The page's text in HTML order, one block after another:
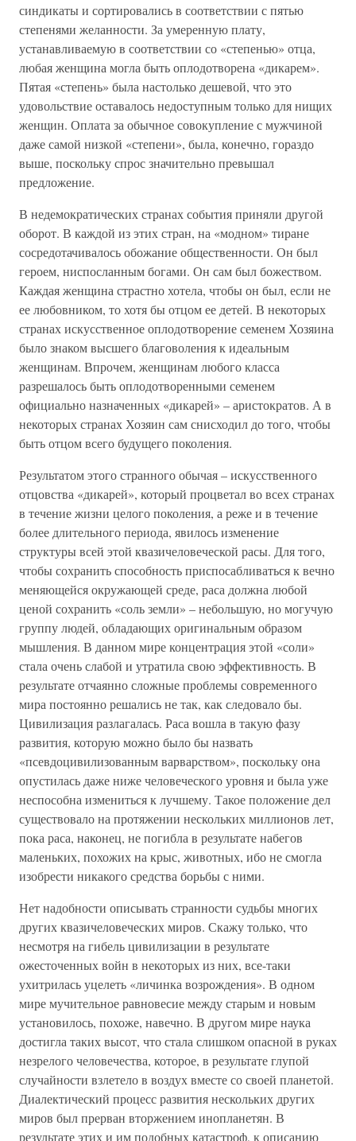
синдикаты и сортировались в соответствии с пятью
степенями желанности. За умеренную плату,
устанавливаемую в соответствии со «степенью» отца,
любая женщина могла быть оплодотворена «дикарем».
Пятая «степень» была настолько дешевой, что это
удовольствие оставалось недоступным только для нищих
женщин. Оплата за обычное совокупление с мужчиной
даже самой низкой «степени», была, конечно, гораздо
выше, поскольку спрос значительно превышал
предложение.
В недемократических странах события приняли другой
оборот. В каждой из этих стран, на «модном» тиране
сосредотачивалось обожание общественности. Он был
героем, ниспосланным богами. Он сам был божеством.
Каждая женщина страстно хотела, чтобы он был, если не
ее любовником, то хотя бы отцом ее детей. В некоторых
странах искусственное оплодотворение семенем Хозяина
было знаком высшего благоволения к идеальным
женщинам. Впрочем, женщинам любого класса
разрешалось быть оплодотворенными семенем
официально назначенных «дикарей» – аристократов. А в
некоторых странах Хозяин сам снисходил до того, чтобы
быть отцом всего будущего поколения.
Результатом этого странного обычая – искусственного
отцовства «дикарей», который процветал во всех странах
в течение жизни целого поколения, а реже и в течение
более длительного периода, явилось изменение
структуры всей этой квазичеловеческой расы. Для того,
чтобы сохранить способность приспосабливаться к вечно
меняющейся окружающей среде, раса должна любой
ценой сохранить «соль земли» – небольшую, но могучую
группу людей, обладающих оригинальным образом
мышления. В данном мире концентрация этой «соли»
стала очень слабой и утратила свою эффективность. В
результате отчаянно сложные проблемы современного
мира постоянно решались не так, как следовало бы.
Цивилизация разлагалась. Раса вошла в такую фазу
развития, которую можно было бы назвать
«псевдоцивилизованным варварством», поскольку она
опустилась даже ниже человеческого уровня и была уже
неспособна измениться к лучшему. Такое положение дел
существовало на протяжении нескольких миллионов лет,
пока раса, наконец, не погибла в результате набегов
маленьких, похожих на крыс, животных, ибо не смогла
изобрести никакого средства борьбы с ними.
Нет надобности описывать странности судьбы многих
других квазичеловеческих миров. Скажу только, что
несмотря на гибель цивилизации в результате
ожесточенных войн в некоторых из них, все-таки
ухитрилась уцелеть «личинка возрождения». В одном
мире мучительное равновесие между старым и новым
установилось, похоже, навечно. В другом мире наука
достигла таких высот, что стала слишком опасной в руках
незрелого человечества, которое, в результате глупой
случайности взлетело в воздух вместе со своей планетой.
Диалектический процесс развития нескольких других
миров был прерван вторжением инопланетян. В
результате этих и им подобных катастроф, к описанию